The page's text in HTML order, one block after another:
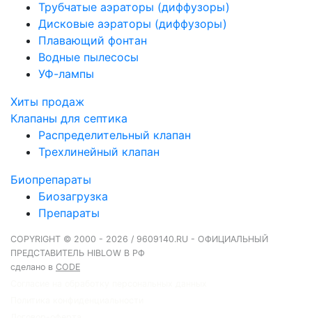
Трубчатые аэраторы (диффузоры)
Дисковые аэраторы (диффузоры)
Плавающий фонтан
Водные пылесосы
УФ-лампы
Хиты продаж
Клапаны для септика
Распределительный клапан
Трехлинейный клапан
Биопрепараты
Биозагрузка
Препараты
COPYRIGHT © 2000 - 2026 / 9609140.RU - ОФИЦИАЛЬНЫЙ
ПРЕДСТАВИТЕЛЬ HIBLOW В РФ
сделано в CODE